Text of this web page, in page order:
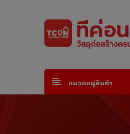
หมวดหมู่สินค้า